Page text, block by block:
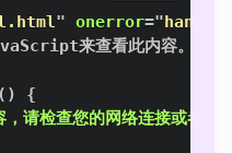
" onerror="
来查看此内容。
( )
{
，请检查您的网络连接或者联